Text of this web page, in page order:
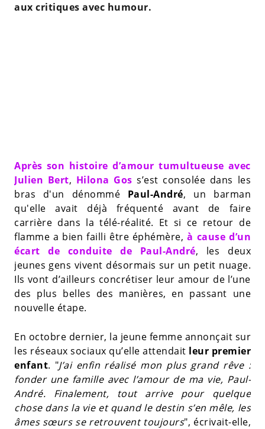
aux critiques avec humour.
Après son histoire d’amour tumultueuse avec
Julien Bert, Hilona Gos s’est consolée dans les
bras d'un dénommé Paul-André, un barman
qu'elle avait déjà fréquenté avant de faire
carrière dans la télé-réalité. Et si ce retour de
flamme a bien failli être éphémère,à cause d’un
écart de conduite de Paul-André, les deux
jeunes gens vivent désormais sur un petit nuage.
Ils vont d’ailleurs concrétiser leur amour de l’une
des plus belles des manières, en passant une
nouvelle étape.
En octobre dernier, la jeune femme annonçait sur
les réseaux sociaux qu’elle attendait leur premier
enfant. "J’ai enfin réalisé mon plus grand rêve :
fonder une famille avec l’amour de ma vie, Paul-
André. Finalement, tout arrive pour quelque
chose dans la vie et quand le destin s’en mêle, les
âmes sœurs se retrouvent toujours", écrivait-elle,